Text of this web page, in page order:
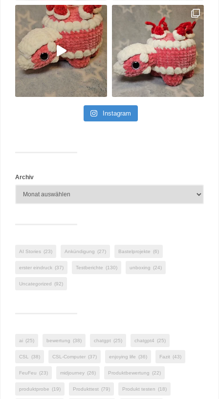
Instagram
Archiv
AI Stories (23) Ankündigung (27) Bastelprojekte (6)
erster eindruck (37) Testberichte (130) unboxing (24)
Uncategorized (92)
ai (25) bewertung (38) chatgpt (25) chatgpt4 (25)
CSL (38) CSL-Computer (37) enjoying life (36) Fazit (43)
FeuFeu (23) midjourney (26) Produktbewertung (22)
produktprobe (19) Produkttest (79) Produkt testen (18)